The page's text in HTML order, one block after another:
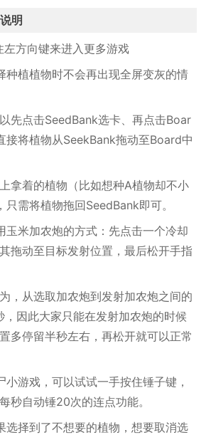
明
左方向键来进入更多游戏
种植植物时不会再出现全屏变灰的情
先点击SeedBank选卡、再点击Boar
接将植物从SeekBank拖动至Board中
拿着的植物（比如想种A植物却不小
需将植物拖回SeedBank即可。
玉米加农炮的方式：先点击一个冷却
拖动至目标发射位置，最后松开手指
，从选取加农炮到发射加农炮之间的
因此大家只能在发射加农炮的时候
多停留半秒左右，再松开就可以正常
游戏，可以试试一手按住锤子键，
秒自动锤20次的连点功能。
选择到了不想要的植物，想要取消选